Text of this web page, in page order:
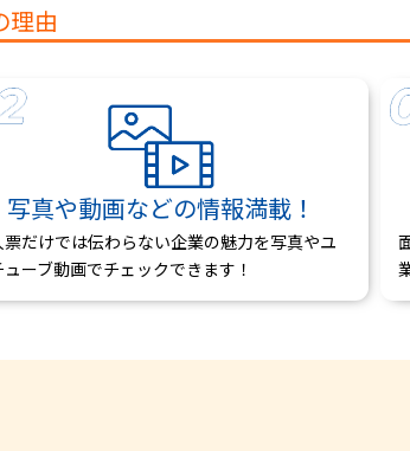
理由
写真や動画などの情報満載！
票だけでは伝わらない企業の魅力を写真やユ
ューブ動画でチェックできます！